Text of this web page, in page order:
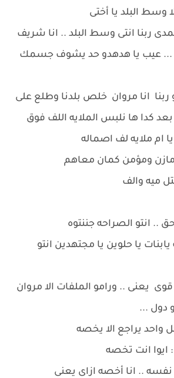
البلد يا أختى
ربنا انتى وسط البلد .. انا شريف
... عيب يا هدهدو حد يشوف جسمك
انا مروان خلص بلدنا وطلع على
كدا ها نلبس الملايه اللف فوق
ام ملايه لف اصماله
ومؤمن كمان معاهم
ميه والف
.. انتو الصراحه جننتوه
يا حلوين يا مجتهدين انتو
يعنى .. ورامو الملفات الا مروان
دول ...
واحد يراجع الا يخصه
ايوا انت تخصه
.. انا أخصه ازاى يعنى